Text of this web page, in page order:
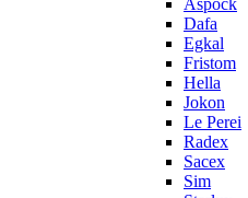
Aspock
Dafa
Egkal
Fristom
Hella
Jokon
Le Perei
Radex
Sacex
Sim